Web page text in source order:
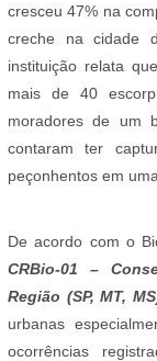
cresceu 47% na
creche na cidade
instituição relata
mais de 40
moradores de um
contaram ter
peçonhentos em
De acordo com o
CRBio-01 –
Região (SP, MT,
urbanas
ocorrências